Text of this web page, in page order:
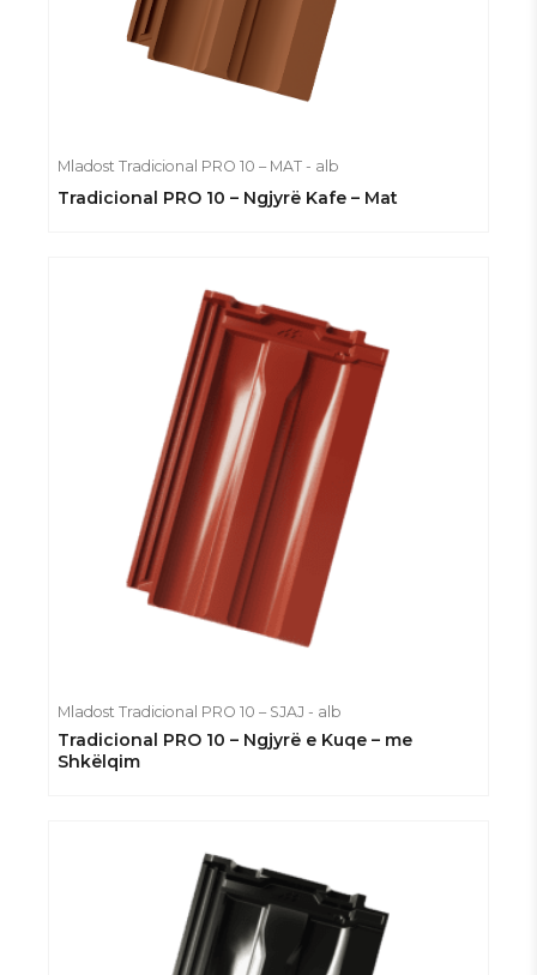
Mladost Tradicional PRO 10 – MAT - alb
Tradicional PRO 10 – Ngjyrë Kafe – Mat
Mladost Tradicional PRO 10 – SJAJ - alb
Tradicional PRO 10 – Ngjyrë e Kuqe – me
Shkëlqim